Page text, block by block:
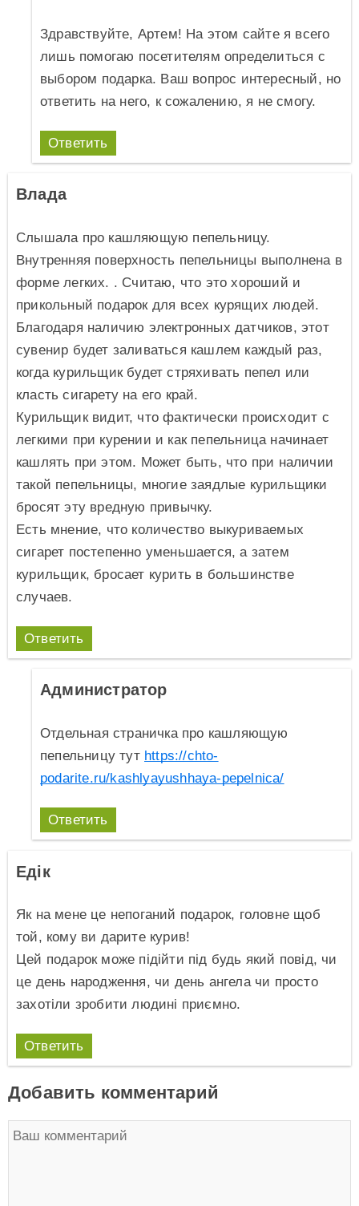
Здравствуйте, Артем! На этом сайте я всего
лишь помогаю посетителям определиться с
выбором подарка. Ваш вопрос интересный, но
ответить на него, к сожалению, я не смогу.
Ответить
Влада
Слышала про кашляющую пепельницу.
Внутренняя поверхность пепельницы выполнена в
форме легких. . Считаю, что это хороший и
прикольный подарок для всех курящих людей.
Благодаря наличию электронных датчиков, этот
сувенир будет заливаться кашлем каждый раз,
когда курильщик будет стряхивать пепел или
класть сигарету на его край.
Курильщик видит, что фактически происходит с
легкими при курении и как пепельница начинает
кашлять при этом. Может быть, что при наличии
такой пепельницы, многие заядлые курильщики
бросят эту вредную привычку.
Есть мнение, что количество выкуриваемых
сигарет постепенно уменьшается, а затем
курильщик, бросает курить в большинстве
случаев.
Ответить
Администратор
Отдельная страничка про кашляющую
пепельницу тут https://chto-
podarite.ru/kashlyayushhaya-pepelnica/
Ответить
Едік
Як на мене це непоганий подарок, головне щоб
той, кому ви дарите курив!
Цей подарок може підійти під будь який повід, чи
це день народження, чи день ангела чи просто
захотіли зробити людині приємно.
Ответить
Добавить комментарий